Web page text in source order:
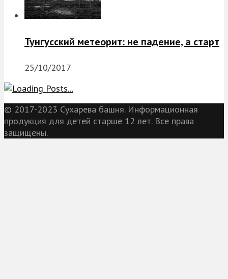
Тунгусский метеорит: не падение, а старт
25/10/2017
© 2017-2023 Сухарева башня. Информационная
продукция для детей старше 12 лет. Все права
защищены.